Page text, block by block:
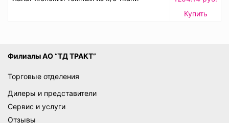
Купить
Филиалы АО “ТД ТРАКТ”
Торговые отделения
Дилеры и представители
Сервис и услуги
Отзывы